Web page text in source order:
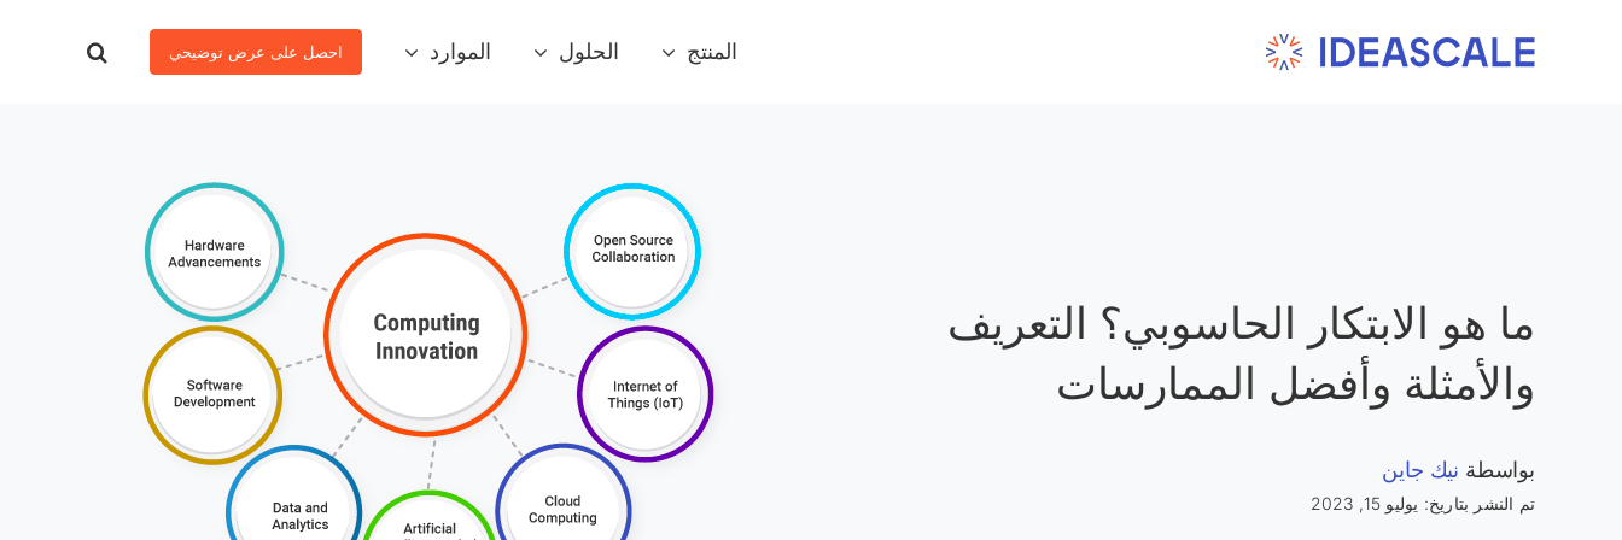
المنتج الحلول الموارد احصل على عرض توضيحي
ما هو الابتكار الحاسوبي؟ التعريف
والأمثلة وأفضل الممارسات
بواسطة نيك جاين
تم النشر بتاريخ: يوليو 15, 2023